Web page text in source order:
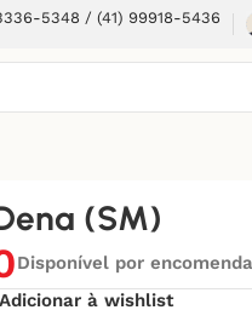
5348 / (41) 99918-5436
(SM)
Disponível por encomenda
Adicionar à wishlist